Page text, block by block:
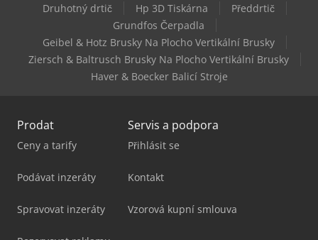
Druhotný drtič Hp 3D Tiskárna
Předdrtič
Grundfos Čerpadla
Geibel & Hotz Brusky Na Plocho Vertikální Brusky
Ziersch & Baltrusch Brusky Na Plocho Vertikální Brusky
Haver & Boecker Balicí Stroje
Prodat
Ceny a tarify
Podávat inzeráty
Spravovat inzeráty
Servis a podpora
Přihlásit se
Kontakt
Vzorová kupní smlouva